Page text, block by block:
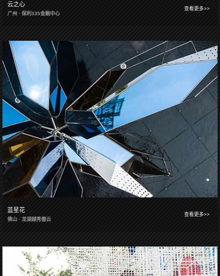
云之心
广州 · 保利335金融中心
查看更多>>
蓝星花
佛山 · 龙湖越秀傲云
查看更多>>